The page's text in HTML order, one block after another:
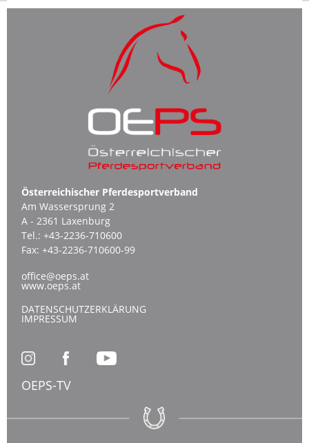
Österreichischer Pferdesportverband
Am Wassersprung 2
A - 2361 Laxenburg
Tel.: +43-2236-710600
Fax: +43-2236-710600-99
office@oeps.at
www.oeps.at
DATENSCHUTZERKLÄRUNG
IMPRESSUM
OEPS-TV